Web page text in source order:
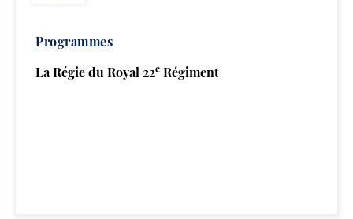
Programmes
La Régie du Royal 22e Régiment